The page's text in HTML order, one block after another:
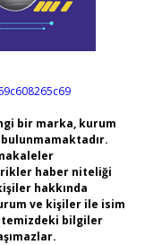
bir marka, kurum
haber niteliği
hakkında
ve kişiler ile isim
bilgiler